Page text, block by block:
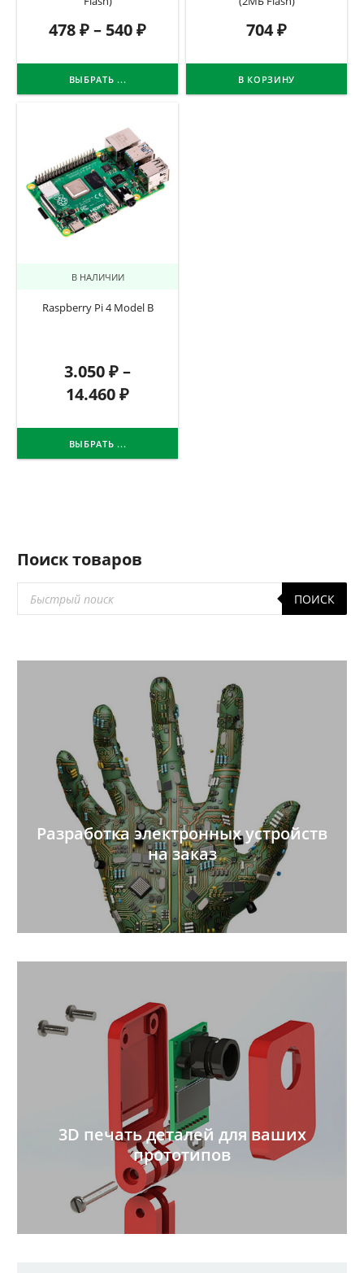
478₽– 540₽
ВЫБРАТЬ ...
704₽
В КОРЗИНУ
В НАЛИЧИИ
Raspberry Pi 4 Model B
3.050₽–
14.460₽
ВЫБРАТЬ ...
Поиск товаров
товаров
ПОИСК
Разработка электронных устройств
на заказ
3D печать деталей для ваших
прототипов